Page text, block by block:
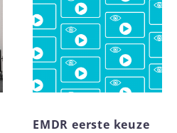
EMDR eerste keuze